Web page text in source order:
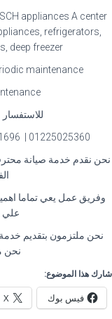
appliances A center
refrigerators,
deep freezer
maintenance
01225025360 | 01127571696 | 01014723434 | 01200373234
نحن نقدم خدمة صيانة
وفريق عمل يعي تماما
علي
نحن ملتزمون بتقديم
نحن
شارك هذا الموضوع:
فيس بوك X